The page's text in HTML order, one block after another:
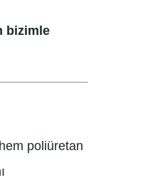
bizimle
poliüretan